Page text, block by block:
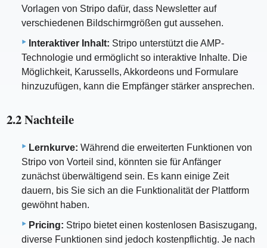
Vorlagen von Stripo dafür, dass Newsletter auf
verschiedenen Bildschirmgrößen gut aussehen.
Interaktiver Inhalt: Stripo unterstützt die AMP-
Technologie und ermöglicht so interaktive Inhalte. Die
Möglichkeit, Karussells, Akkordeons und Formulare
hinzuzufügen, kann die Empfänger stärker ansprechen.
2.2 Nachteile
Lernkurve: Während die erweiterten Funktionen von
Stripo von Vorteil sind, könnten sie für Anfänger
zunächst überwältigend sein. Es kann einige Zeit
dauern, bis Sie sich an die Funktionalität der Plattform
gewöhnt haben.
Pricing: Stripo bietet einen kostenlosen Basiszugang,
diverse Funktionen sind jedoch kostenpflichtig. Je nach